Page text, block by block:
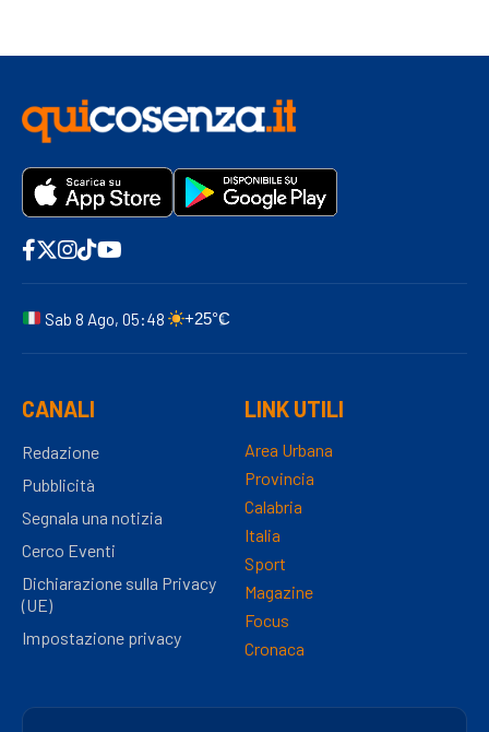
Sab 8 Ago, 05:48 +25°C
CANALI
Redazione
Pubblicità
Segnala una notizia
Cerco Eventi
Dichiarazione sulla Privacy
(UE)
Impostazione privacy
LINK UTILI
Area Urbana
Provincia
Calabria
Italia
Sport
Magazine
Focus
Cronaca